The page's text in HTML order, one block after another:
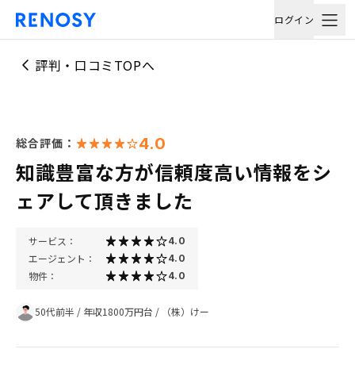
ログイン
評判・口コミTOPへ
総合評価： 4.0
知識豊富な方が信頼度高い情報をシ
ェアして頂きました
サービス： 4.0
エージェント： 4.0
物件： 4.0
50代前半 / 年収1800万円台 / （株）けー